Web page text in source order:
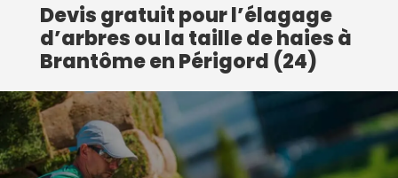
Devis gratuit pour l’élagage
d’arbres ou la taille de haies à
Brantôme en Périgord (24)